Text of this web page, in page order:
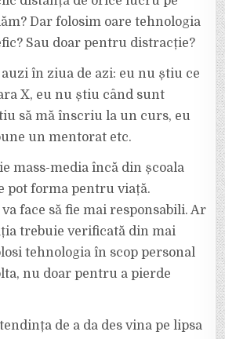
Dar folosim oare tehnologia
Sau doar pentru distracție?
în ziua de azi: eu nu știu ce
X, eu nu știu când sunt
să mă înscriu la un curs, eu
un mentorat etc.
mass-media încă din școala
pot forma pentru viață.
face să fie mai responsabili. Ar
trebuie verificată din mai
tehnologia în scop personal
nu doar pentru a pierde
de a da des vina pe lipsa